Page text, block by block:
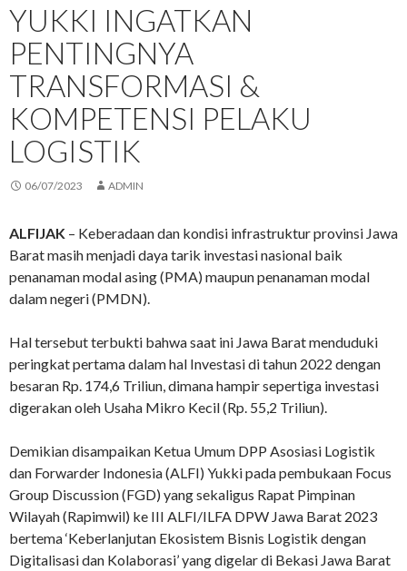
YUKKI INGATKAN
PENTINGNYA
TRANSFORMASI &
KOMPETENSI PELAKU
LOGISTIK
06/07/2023 ADMIN
ALFIJAK – Keberadaan dan kondisi infrastruktur provinsi Jawa
Barat masih menjadi daya tarik investasi nasional baik
penanaman modal asing (PMA) maupun penanaman modal
dalam negeri (PMDN).
Hal tersebut terbukti bahwa saat ini Jawa Barat menduduki
peringkat pertama dalam hal Investasi di tahun 2022 dengan
besaran Rp. 174,6 Triliun, dimana hampir sepertiga investasi
digerakan oleh Usaha Mikro Kecil (Rp. 55,2 Triliun).
Demikian disampaikan Ketua Umum DPP Asosiasi Logistik
dan Forwarder Indonesia (ALFI) Yukki pada pembukaan Focus
Group Discussion (FGD) yang sekaligus Rapat Pimpinan
Wilayah (Rapimwil) ke III ALFI/ILFA DPW Jawa Barat 2023
bertema ‘Keberlanjutan Ekosistem Bisnis Logistik dengan
Digitalisasi dan Kolaborasi’ yang digelar di Bekasi Jawa Barat